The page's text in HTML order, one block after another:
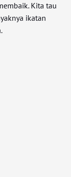
Kita tau
ikatan